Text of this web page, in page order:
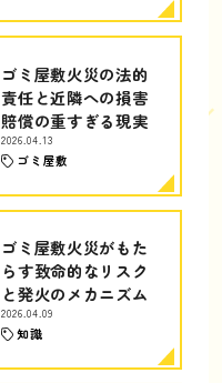
ゴミ屋敷火災の法的
責任と近隣への損害
賠償の重すぎる現実
2026.04.13
ゴミ屋敷
ゴミ屋敷火災がもた
らす致命的なリスク
と発火のメカニズム
2026.04.09
知識